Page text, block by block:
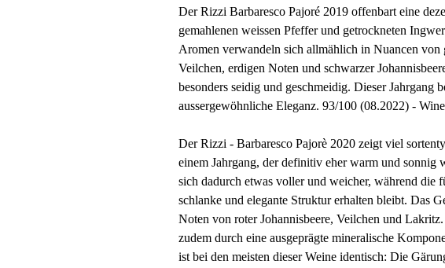
Der Rizzi Barbaresco Pajoré 2019 offenbart eine
gemahlenen weissen Pfeffer und getrockneten
Aromen verwandeln sich allmählich in Nuancen von
Veilchen, erdigen Noten und schwarzer
besonders seidig und geschmeidig. Dieser Jahrgang
aussergewöhnliche Eleganz. 93/100 (08.2022) -
Der Rizzi - Barbaresco Pajorè 2020 zeigt viel
einem Jahrgang, der definitiv eher warm und sonnig
sich dadurch etwas voller und weicher, während die
schlanke und elegante Struktur erhalten bleibt. Das
Noten von roter Johannisbeere, Veilchen und
zudem durch eine ausgeprägte mineralische
ist bei den meisten dieser Weine identisch: Die